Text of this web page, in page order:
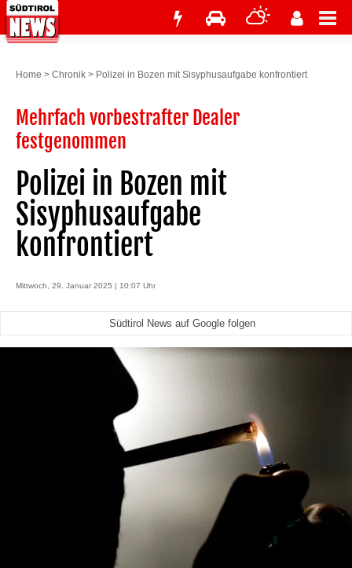
Home > Chronik > Polizei in Bozen mit Sisyphusaufgabe konfrontiert
Mehrfach vorbestrafter Dealer
festgenommen
Polizei in Bozen mit
Sisyphusaufgabe
konfrontiert
Mittwoch, 29. Januar 2025 | 10:07 Uhr
Südtirol News auf Google folgen